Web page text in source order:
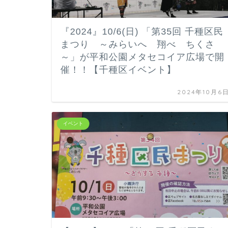
『2024』10/6(日) 「第35回 千種区民
まつり ～みらいへ 翔べ ちくさ
～」が平和公園メタセコイア広場で開
催！！【千種区イベント】
2024年10月6日
イベント